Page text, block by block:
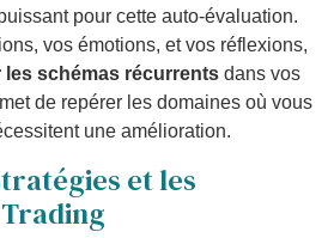
pour cette auto-évaluation.
vos émotions, et vos réflexions,
les schémas récurrents dans vos
de repérer les domaines où vous
une amélioration.
et les